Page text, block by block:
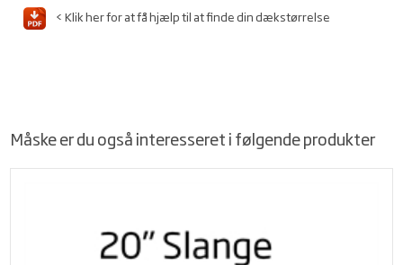
< Klik her for at få hjælp til at finde din dækstørrelse
Måske er du også interesseret i følgende produkter